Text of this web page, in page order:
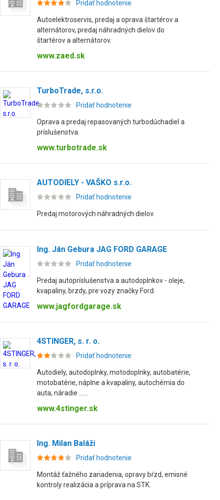
Pridať hodnotenie
Autoelektroservis, predaj a oprava štartérov a
alternátorov, predaj náhradných dielov do
štartérov a alternátorov.
www.zaed.sk
TurboTrade, s.r.o.
Pridať hodnotenie
Oprava a predaj repasovaných turbodúchadiel a
príslušenstva.
www.turbotrade.sk
AUTODIELY - VAŠKO s.r.o.
Pridať hodnotenie
Predaj motorových náhradných dielov.
Ing. Ján Gebura JAG FORD GARAGE
Pridať hodnotenie
Predaj autopríslušenstva a autodoplnkov - oleje,
kvapaliny, brzdy, pre vozy značky Ford.
www.jagfordgarage.sk
4STINGER, s. r. o.
Pridať hodnotenie
Autodiely, autodoplnky, motodoplnky, autobatérie,
motobatérie, náplne a kvapaliny, autochémia do
auta, náradie ......
www.4stinger.sk
Ing. Milan Baláži
Pridať hodnotenie
Montáž ťažného zariadenia, opravy bŕzd, emisné
kontroly realizácia a príprava na STK.